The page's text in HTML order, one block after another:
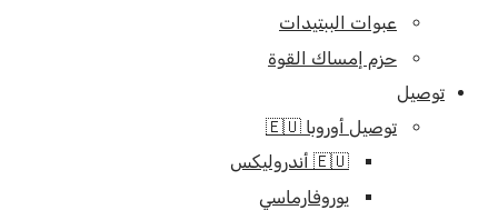
عبوات الببتيدات
حزم إمساك القوة
توصيل
توصيل أوروبا 🇪🇺
🇪🇺 أندروليكس
يوروفارماسي